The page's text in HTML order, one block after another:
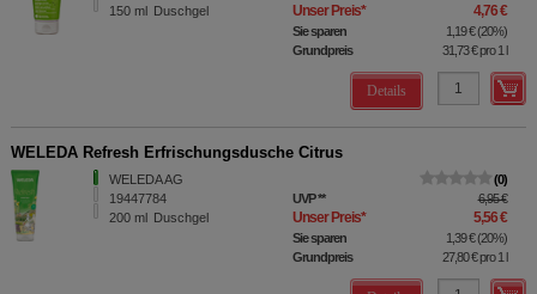
150 ml Duschgel Unser Preis* 4,76 €
Sie sparen 1,19 €(20%)
Grundpreis
31,73 €pro 1 l
Details
WELEDA Refresh Erfrischungsdusche Citrus
WELEDA AG
19447784
200 ml Duschgel
0
UVP** 6,95 €
Unser Preis* 5,56 €
Sie sparen 1,39 €(20%)
Grundpreis
27,80 €pro 1 l